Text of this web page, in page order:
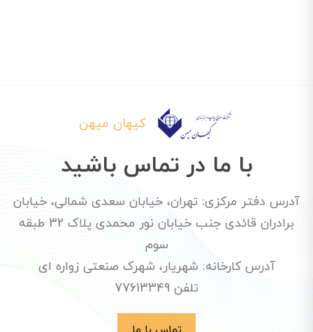
کیهان میهن
با ما در تماس باشید
آدرس دفتر مرکزی: تهران، خیابان سعدی شمالی، خیابان
برادران قائدی جنب خیابان نور محمدی پلاک 32 طبقه
سوم
آدرس کارخانه: شهریار، شهرک صنعتی زواره ای
تلفن 77613349